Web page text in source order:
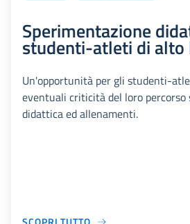
Sperimentazione
studenti-atleti di
Un'opportunità per gli studenti-
eventuali criticità del loro percorso
didattica ed allenamenti.